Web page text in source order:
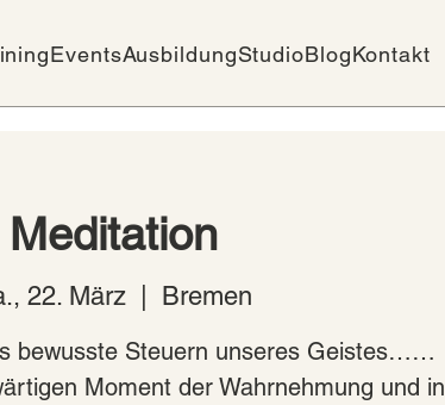
EventsAusbildungStudioBlogKontakt
Meditation
22. März Bremen
bewusste Steuern unseres Geistes……
Moment der Wahrnehmung und in